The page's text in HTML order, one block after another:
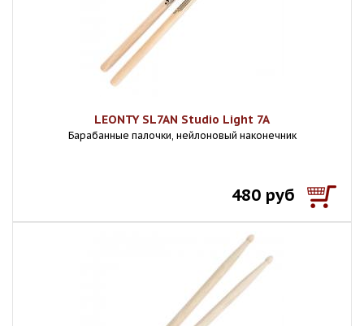
LEONTY SL7AN Studio Light 7A
Барабанные палочки, нейлоновый наконечник
480 руб